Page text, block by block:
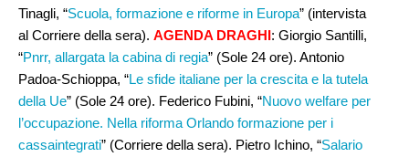
Tinagli, “Scuola, formazione e riforme in Europa” (intervista
al Corriere della sera). AGENDA DRAGHI: Giorgio Santilli,
“Pnrr, allargata la cabina di regia” (Sole 24 ore). Antonio
Padoa-Schioppa, “Le sfide italiane per la crescita e la tutela
della Ue” (Sole 24 ore). Federico Fubini, “Nuovo welfare per
l’occupazione. Nella riforma Orlando formazione per i
cassaintegrati” (Corriere della sera). Pietro Ichino, “Salario